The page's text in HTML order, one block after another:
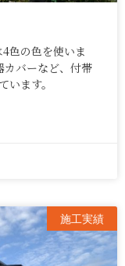
色の色を使いま
カバーなど、付帯
ます。
施工実績